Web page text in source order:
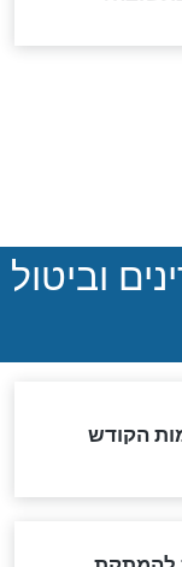
ועם הרבה
התגלה
השנים"